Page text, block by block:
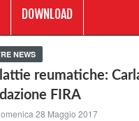
DOWNLOAD
NEWS
reumatiche:
FIRA
28 Maggio 2017